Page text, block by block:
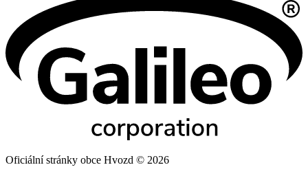
Oficiální stránky obce Hvozd © 2026